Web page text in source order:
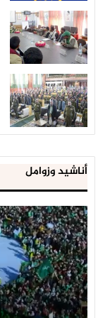
أناشيد وزوامل
العدو
الإسرائيلي
اعتقل
543
طفلا
فلسطينيا
خلال
يناير 31, 2021